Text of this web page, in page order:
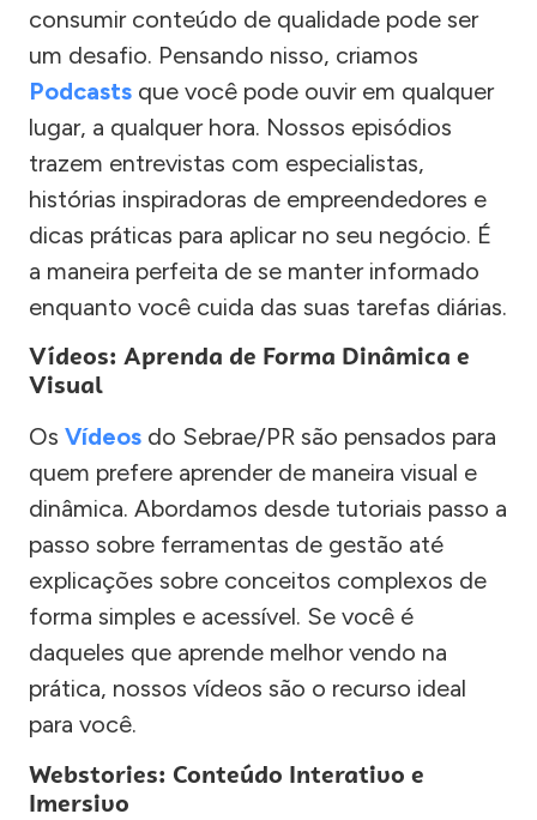
consumir conteúdo de qualidade pode ser
um desafio. Pensando nisso, criamos
Podcasts que você pode ouvir em qualquer
lugar, a qualquer hora. Nossos episódios
trazem entrevistas com especialistas,
histórias inspiradoras de empreendedores e
dicas práticas para aplicar no seu negócio. É
a maneira perfeita de se manter informado
enquanto você cuida das suas tarefas diárias.
Vídeos: Aprenda de Forma Dinâmica e
Visual
Os Vídeos do Sebrae/PR são pensados para
quem prefere aprender de maneira visual e
dinâmica. Abordamos desde tutoriais passo a
passo sobre ferramentas de gestão até
explicações sobre conceitos complexos de
forma simples e acessível. Se você é
daqueles que aprende melhor vendo na
prática, nossos vídeos são o recurso ideal
para você.
Webstories: Conteúdo Interativo e
Imersivo